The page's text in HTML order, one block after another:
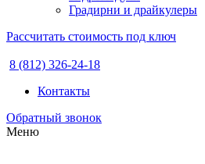
Градирни и драйкулеры
Рассчитать стоимость под ключ
8 (812) 326-24-18
Контакты
Обратный звонок
Меню